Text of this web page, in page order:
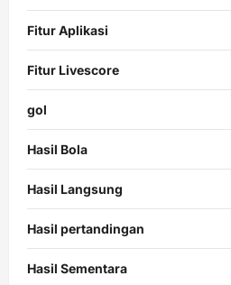
Fitur Aplikasi
Fitur Livescore
gol
Hasil Bola
Hasil Langsung
Hasil pertandingan
Hasil Sementara